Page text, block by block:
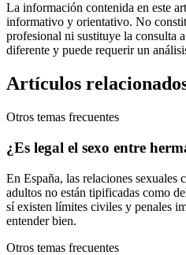
La información contenida en este
informativo y orientativo. No
profesional ni sustituye la consulta
diferente y puede requerir un
Artículos
Otros temas frecuentes
¿Es legal el sexo entre
En España, las relaciones sexuales
adultos no están tipificadas como
sí existen límites civiles y penales
entender bien.
Otros temas frecuentes